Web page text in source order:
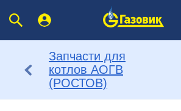
Запчасти для
котлов АОГВ
(РОСТОВ)